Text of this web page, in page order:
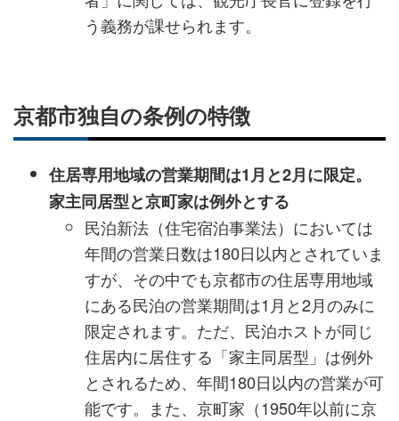
う義務が課せられます。
京都市独自の条例の特徴
住居専用地域の営業期間は1月と2月に限定。
家主同居型と京町家は例外とする
民泊新法（住宅宿泊事業法）においては
年間の営業日数は180日以内とされていま
すが、その中でも京都市の住居専用地域
にある民泊の営業期間は1月と2月のみに
限定されます。ただ、民泊ホストが同じ
住居内に居住する「家主同居型」は例外
とされるため、年間180日以内の営業が可
能です。また、京町家（1950年以前に京